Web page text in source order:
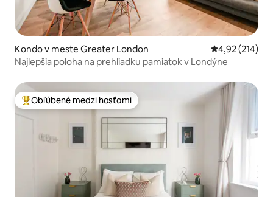
Kondo v meste Greater London Priemerné
4,92 (214)
Najlepšia poloha na prehliadku pamiatok v Londýne
Najobľúbenejšie medzi hosťami
Obľúbené medzi hosťami